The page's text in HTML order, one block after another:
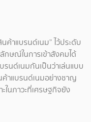
าแบรนด์เนม” ไว้ประดับ
กษณ์ในการเข้าสังคมได้
รนด์เนมกันเป็นว่าเล่นแบบ
ค้าแบรนด์เนมอย่างชาญ
ในภาวะที่เศรษฐกิจยัง